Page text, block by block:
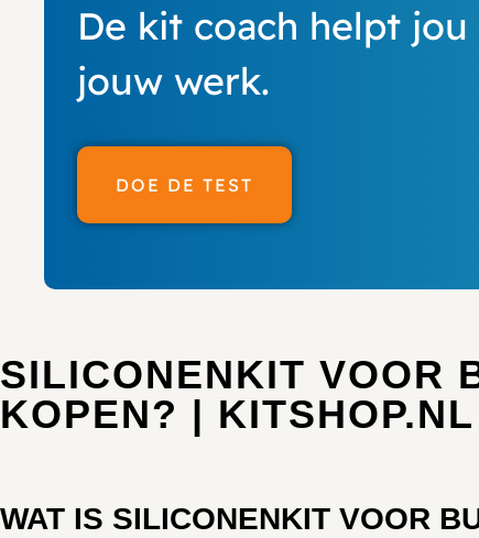
De kit coach helpt
jouw werk.
DOE DE TEST
SILICONENKIT VOOR
KOPEN? | KITSHOP.NL
WAT IS SILICONENKIT VOOR